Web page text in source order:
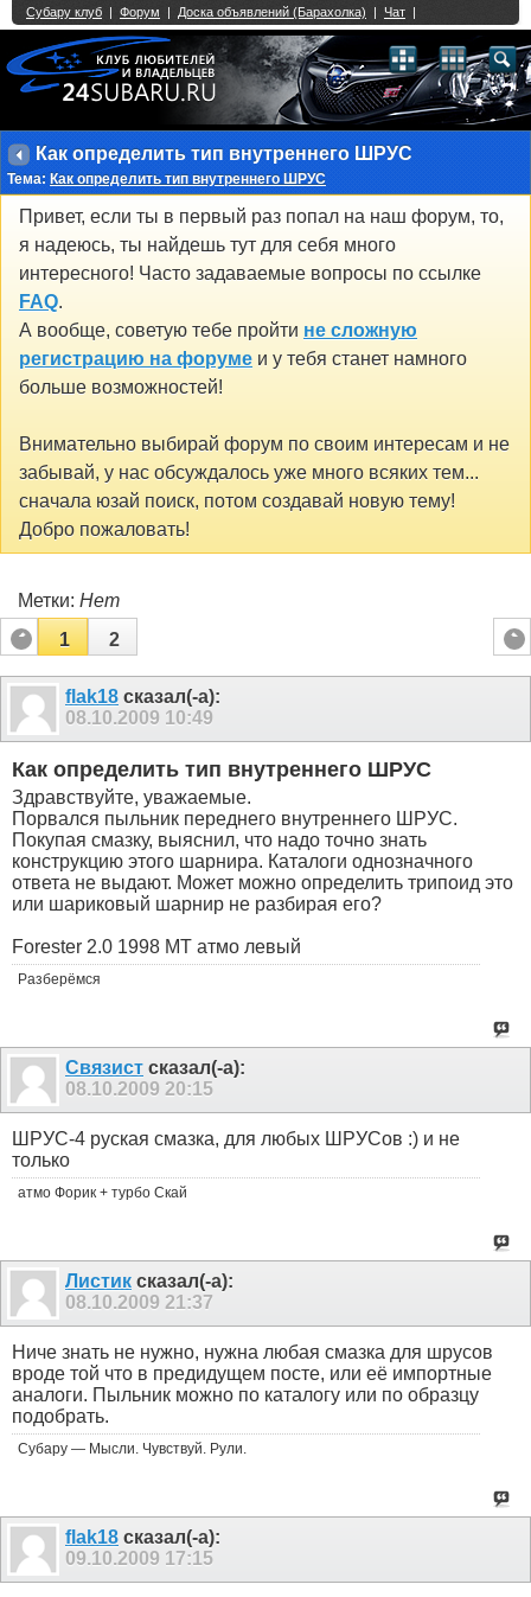
Как определить тип внутреннего ШРУС
Тема: Как определить тип внутреннего ШРУС
Привет, если ты в первый раз попал на наш форум, то,
я надеюсь, ты найдешь тут для себя много
интересного! Часто задаваемые вопросы по ссылке
FAQ.
А вообще, советую тебе пройти не сложную
регистрацию на форуме и у тебя станет намного
больше возможностей!
Внимательно выбирай форум по своим интересам и не
забывай, у нас обсуждалось уже много всяких тем...
сначала юзай поиск, потом создавай новую тему!
Добро пожаловать!
Метки: Нет
1
2
flak18 сказал(-а):
08.10.2009 10:49
Как определить тип внутреннего ШРУС
Здравствуйте, уважаемые.
Порвался пыльник переднего внутреннего ШРУС.
Покупая смазку, выяснил, что надо точно знать
конструкцию этого шарнира. Каталоги однозначного
ответа не выдают. Может можно определить трипоид это
или шариковый шарнир не разбирая его?
Forester 2.0 1998 MT атмо левый
Разберёмся
Связист сказал(-а):
08.10.2009 20:15
ШРУС-4 руская смазка, для любых ШРУСов :) и не
только
атмо Форик + турбо Скай
Листик сказал(-а):
08.10.2009 21:37
Ниче знать не нужно, нужна любая смазка для шрусов
вроде той что в предидущем посте, или её импортные
аналоги. Пыльник можно по каталогу или по образцу
подобрать.
Субару — Мысли. Чувствуй. Рули.
flak18 сказал(-а):
09.10.2009 17:15
Single Sign On provided byvBSSO
2 3 4 5 6 7 8 9 10 11 12 13 14 15 16 17 18 21 22 23 24 25 26
27 28 29 30 31 32 33 34 35 36 37 38 39 40 41 42 43